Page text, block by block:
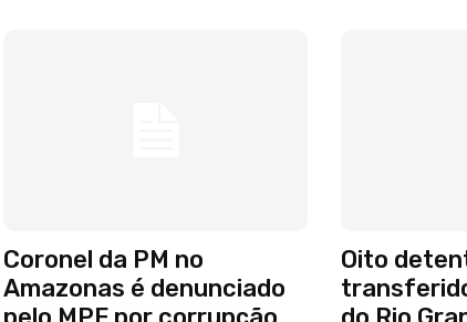
Coronel da PM no
Amazonas é denunciado
Oito